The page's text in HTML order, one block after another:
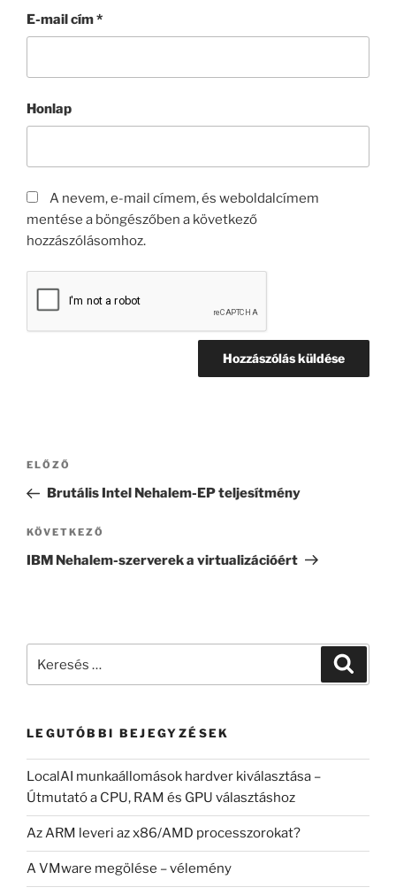
E-mail cím*
Honlap
A nevem, e-mail címem, és weboldalcímem
mentése a böngészőben a következő
hozzászólásomhoz.
Bejegyzés
Korábbi
bejegyzés
ELŐZŐ
Brutális Intel Nehalem-EP teljesítmény
Következő
bejegyzés
KÖVETKEZŐ
IBM Nehalem-szerverek a virtualizációért
LEGUTÓBBI BEJEGYZÉSEK
LocalAI munkaállomások hardver kiválasztása –
Útmutató a CPU, RAM és GPU választáshoz
Az ARM leveri az x86/AMD processzorokat?
A VMware megölése – vélemény